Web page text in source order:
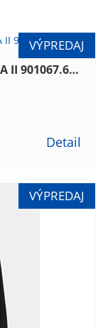
JOMA DÁMSKA MIKINA SUPERNOVA II 901067.609
Detail